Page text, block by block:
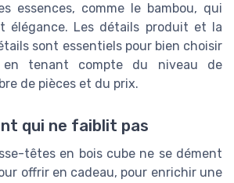
essences, comme le bambou, qui
élégance. Les détails produit et la
sont essentiels pour bien choisir
en tenant compte du niveau de
de pièces et du prix.
qui ne faiblit pas
têtes en bois cube ne se dément
offrir en cadeau, pour enrichir une